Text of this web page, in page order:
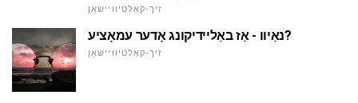
זיך-קאַלטיוויישאַן
נאַיוו - אַז באַליידיקונג אָדער עמאָציע?
זיך-קאַלטיוויישאַן